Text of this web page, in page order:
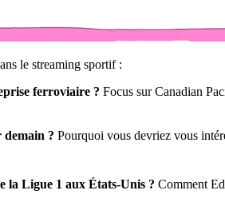
le streaming sportif :
ferroviaire ? Focus sur Canadian
demain ? Pourquoi vous devriez vous
la Ligue 1 aux États-Unis ? Comment